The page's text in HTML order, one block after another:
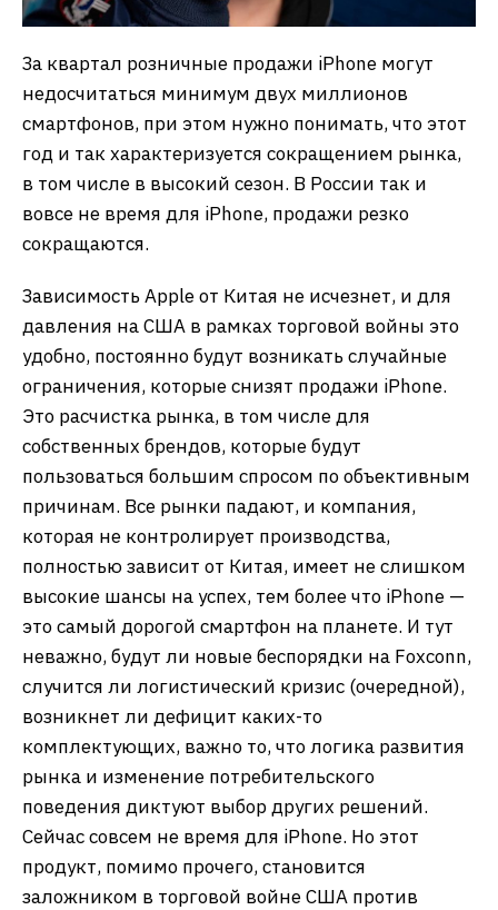
За квартал розничные продажи iPhone могут
недосчитаться минимум двух миллионов
смартфонов, при этом нужно понимать, что этот
год и так характеризуется сокращением рынка,
в том числе в высокий сезон. В России так и
вовсе не время для iPhone, продажи резко
сокращаются.
Зависимость Apple от Китая не исчезнет, и для
давления на США в рамках торговой войны это
удобно, постоянно будут возникать случайные
ограничения, которые снизят продажи iPhone.
Это расчистка рынка, в том числе для
собственных брендов, которые будут
пользоваться большим спросом по объективным
причинам. Все рынки падают, и компания,
которая не контролирует производства,
полностью зависит от Китая, имеет не слишком
высокие шансы на успех, тем более что iPhone —
это самый дорогой смартфон на планете. И тут
неважно, будут ли новые беспорядки на Foxconn,
случится ли логистический кризис (очередной),
возникнет ли дефицит каких-то
комплектующих, важно то, что логика развития
рынка и изменение потребительского
поведения диктуют выбор других решений.
Сейчас совсем не время для iPhone. Но этот
продукт, помимо прочего, становится
заложником в торговой войне США против